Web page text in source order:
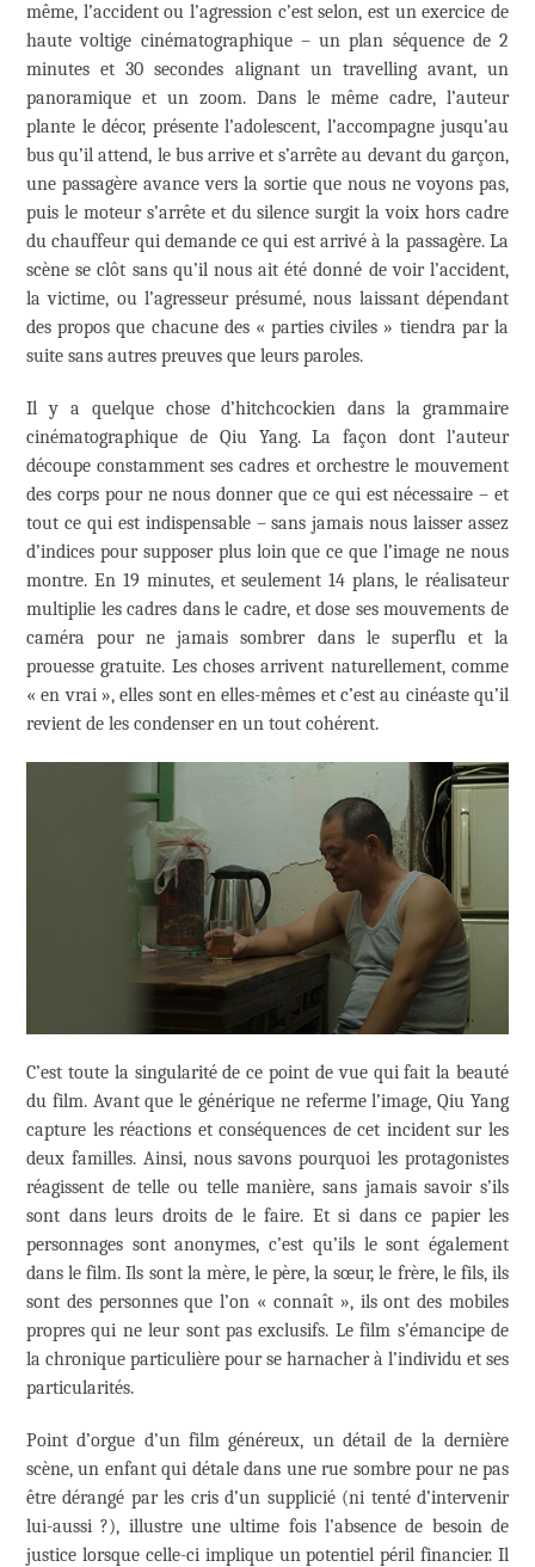
même, l’accident ou l’agression c’est selon, est un exercice de
haute voltige cinématographique – un plan séquence de 2
minutes et 30 secondes alignant un travelling avant, un
panoramique et un zoom. Dans le même cadre, l’auteur
plante le décor, présente l’adolescent, l’accompagne jusqu’au
bus qu’il attend, le bus arrive et s’arrête au devant du garçon,
une passagère avance vers la sortie que nous ne voyons pas,
puis le moteur s’arrête et du silence surgit la voix hors cadre
du chauffeur qui demande ce qui est arrivé à la passagère. La
scène se clôt sans qu’il nous ait été donné de voir l’accident,
la victime, ou l’agresseur présumé, nous laissant dépendant
des propos que chacune des « parties civiles » tiendra par la
suite sans autres preuves que leurs paroles.
Il y a quelque chose d’hitchcockien dans la grammaire
cinématographique de Qiu Yang. La façon dont l’auteur
découpe constamment ses cadres et orchestre le mouvement
des corps pour ne nous donner que ce qui est nécessaire – et
tout ce qui est indispensable – sans jamais nous laisser assez
d’indices pour supposer plus loin que ce que l’image ne nous
montre. En 19 minutes, et seulement 14 plans, le réalisateur
multiplie les cadres dans le cadre, et dose ses mouvements de
caméra pour ne jamais sombrer dans le superflu et la
prouesse gratuite. Les choses arrivent naturellement, comme
« en vrai », elles sont en elles-mêmes et c’est au cinéaste qu’il
revient de les condenser en un tout cohérent.
C’est toute la singularité de ce point de vue qui fait la beauté
du film. Avant que le générique ne referme l’image, Qiu Yang
capture les réactions et conséquences de cet incident sur les
deux familles. Ainsi, nous savons pourquoi les protagonistes
réagissent de telle ou telle manière, sans jamais savoir s’ils
sont dans leurs droits de le faire. Et si dans ce papier les
personnages sont anonymes, c’est qu’ils le sont également
dans le film. Ils sont la mère, le père, la sœur, le frère, le fils, ils
sont des personnes que l’on « connaît », ils ont des mobiles
propres qui ne leur sont pas exclusifs. Le film s’émancipe de
la chronique particulière pour se harnacher à l’individu et ses
particularités.
Point d’orgue d’un film généreux, un détail de la dernière
scène, un enfant qui détale dans une rue sombre pour ne pas
être dérangé par les cris d’un supplicié (ni tenté d’intervenir
lui-aussi ?), illustre une ultime fois l’absence de besoin de
justice lorsque celle-ci implique un potentiel péril financier. Il